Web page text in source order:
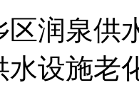
泉供水
水设施老